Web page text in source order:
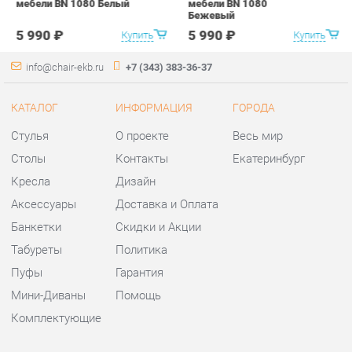
Столы
Кресла
Банкетки
Мини-Диваны
Комплектующие
Контакты
Дизайн
Скидки и Акции
Помощь
Екатеринбург
КОНТАКТЫ
Шоурум и склад самовывоза
Адрес: г. Екатеринбург,
ул.Металлургов, 84
Телефон: +7 (343) 383-36-37
Часы работы: